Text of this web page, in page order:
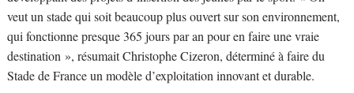
veut un stade qui soit beaucoup plus ouvert sur son environnement,
qui fonctionne presque 365 jours par an pour en faire une vraie
destination », résumait Christophe Cizeron, déterminé à faire du
Stade de France un modèle d’exploitation innovant et durable.